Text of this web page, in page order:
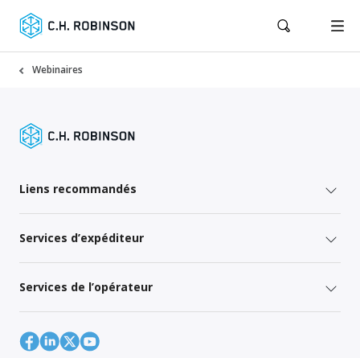
Webinaires
Liens recommandés
Services d’expéditeur
Services de l’opérateur